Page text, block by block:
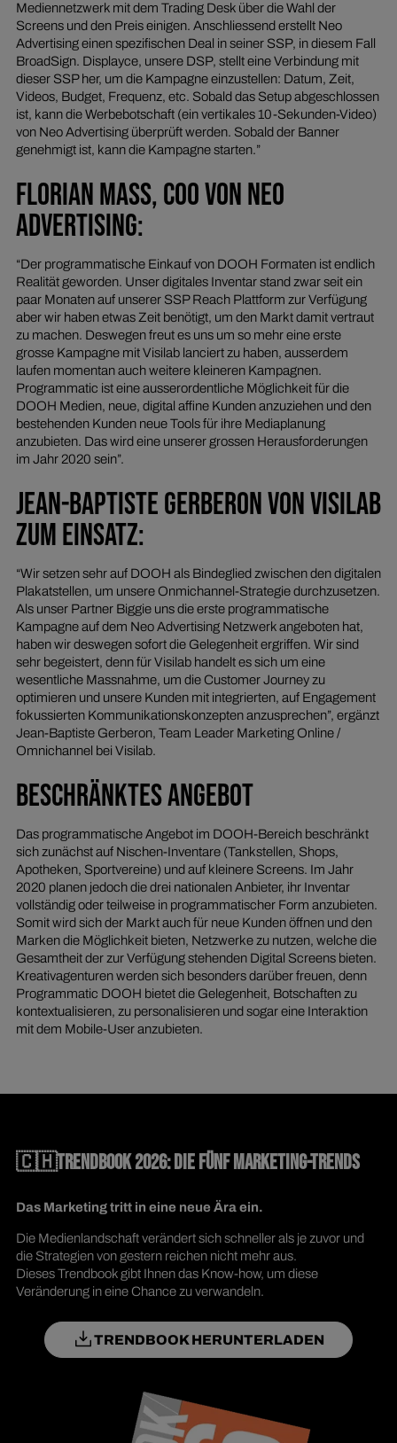
Mediennetzwerk mit dem Trading Desk über die Wahl der
Screens und den Preis einigen. Anschliessend erstellt Neo
Advertising einen spezifischen Deal in seiner SSP, in diesem Fall
BroadSign. Displayce, unsere DSP, stellt eine Verbindung mit
dieser SSP her, um die Kampagne einzustellen: Datum, Zeit,
Videos, Budget, Frequenz, etc. Sobald das Setup abgeschlossen
ist, kann die Werbebotschaft (ein vertikales 10-Sekunden-Video)
von Neo Advertising überprüft werden. Sobald der Banner
genehmigt ist, kann die Kampagne starten.”
FLORIAN MASS, COO VON NEO
ADVERTISING:
“Der programmatische Einkauf von DOOH Formaten ist endlich
Realität geworden. Unser digitales Inventar stand zwar seit ein
paar Monaten auf unserer SSP Reach Plattform zur Verfügung
aber wir haben etwas Zeit benötigt, um den Markt damit vertraut
zu machen. Deswegen freut es uns um so mehr eine erste
grosse Kampagne mit Visilab lanciert zu haben, ausserdem
laufen momentan auch weitere kleineren Kampagnen.
Programmatic ist eine ausserordentliche Möglichkeit für die
DOOH Medien, neue, digital affine Kunden anzuziehen und den
bestehenden Kunden neue Tools für ihre Mediaplanung
anzubieten. Das wird eine unserer grossen Herausforderungen
im Jahr 2020 sein”.
JEAN-BAPTISTE GERBERON VON VISILAB
ZUM EINSATZ:
“Wir setzen sehr auf DOOH als Bindeglied zwischen den digitalen
Plakatstellen, um unsere Onmichannel-Strategie durchzusetzen.
Als unser Partner Biggie uns die erste programmatische
Kampagne auf dem Neo Advertising Netzwerk angeboten hat,
haben wir deswegen sofort die Gelegenheit ergriffen. Wir sind
sehr begeistert, denn für Visilab handelt es sich um eine
wesentliche Massnahme, um die Customer Journey zu
optimieren und unsere Kunden mit integrierten, auf Engagement
fokussierten Kommunikationskonzepten anzusprechen”, ergänzt
Jean-Baptiste Gerberon, Team Leader Marketing Online /
Omnichannel bei Visilab.
BESCHRÄNKTES ANGEBOT
Das programmatische Angebot im DOOH-Bereich beschränkt
sich zunächst auf Nischen-Inventare (Tankstellen, Shops,
Apotheken, Sportvereine) und auf kleinere Screens. Im Jahr
2020 planen jedoch die drei nationalen Anbieter, ihr Inventar
vollständig oder teilweise in programmatischer Form anzubieten.
Somit wird sich der Markt auch für neue Kunden öffnen und den
Marken die Möglichkeit bieten, Netzwerke zu nutzen, welche die
Gesamtheit der zur Verfügung stehenden Digital Screens bieten.
Kreativagenturen werden sich besonders darüber freuen, denn
Programmatic DOOH bietet die Gelegenheit, Botschaften zu
kontextualisieren, zu personalisieren und sogar eine Interaktion
mit dem Mobile-User anzubieten.
🇨🇭TRENDBOOK 2026: DIE FÜNF MARKETING-TRENDS
Das Marketing tritt in eine neue Ära ein.
Die Medienlandschaft verändert sich schneller als je zuvor und
die Strategien von gestern reichen nicht mehr aus.
Dieses Trendbook gibt Ihnen das Know-how, um diese
Veränderung in eine Chance zu verwandeln.
TRENDBOOK HERUNTERLADEN